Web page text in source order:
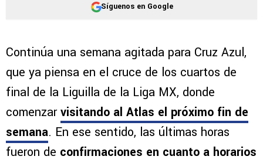
Síguenos en Google
Continúa una semana agitada para Cruz Azul,
que ya piensa en el cruce de los cuartos de
final de la Liguilla de la Liga MX, donde
comenzarvisitando al Atlas el próximo fin de
semana. En ese sentido, las últimas horas
fueron de confirmaciones en cuanto a horarios